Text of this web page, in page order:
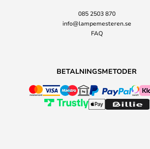
085 2503 870
info@lampemesteren.se
FAQ
BETALNINGSMETODER